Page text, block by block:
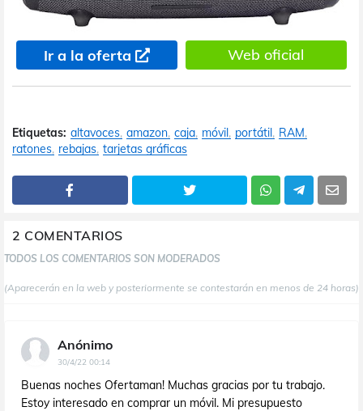
Ir a la oferta Web oficial
Etiquetas: altavoces amazon caja móvil portátil RAM
ratones rebajas tarjetas gráficas
2 COMENTARIOS
TODOS LOS COMENTARIOS SON MODERADOS
(Aparecerán en la web y posteriormente se contestarán en menos de 24 horas)
Anónimo
30/4/22 00:14
Buenas noches Ofertaman! Muchas gracias por tu trabajo.
Estoy interesado en comprar un móvil. Mi presupuesto